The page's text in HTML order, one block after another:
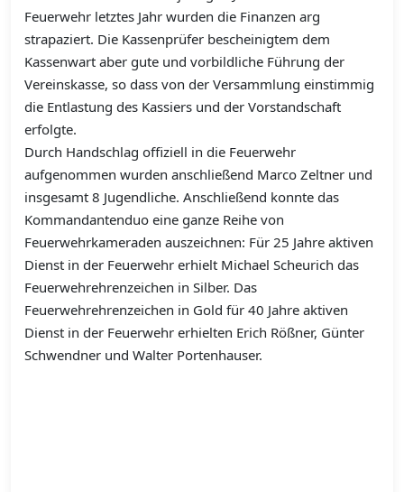
Feuerwehr letztes Jahr wurden die Finanzen arg
strapaziert. Die Kassenprüfer bescheinigtem dem
Kassenwart aber gute und vorbildliche Führung der
Vereinskasse, so dass von der Versammlung einstimmig
die Entlastung des Kassiers und der Vorstandschaft
erfolgte.
Durch Handschlag offiziell in die Feuerwehr
aufgenommen wurden anschließend Marco Zeltner und
insgesamt 8 Jugendliche. Anschließend konnte das
Kommandantenduo eine ganze Reihe von
Feuerwehrkameraden auszeichnen: Für 25 Jahre aktiven
Dienst in der Feuerwehr erhielt Michael Scheurich das
Feuerwehrehrenzeichen in Silber. Das
Feuerwehrehrenzeichen in Gold für 40 Jahre aktiven
Dienst in der Feuerwehr erhielten Erich Rößner, Günter
Schwendner und Walter Portenhauser.